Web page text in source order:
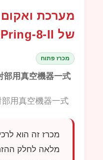
מערכת
של SPring-8-II
מכרז פתוח
部用真空機器一式
部用真空機器一式
מכרז זה הוא
מלאה לחלק